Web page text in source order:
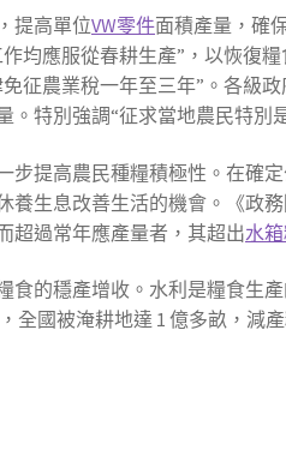
提高單位VW零件面積產量，確
均應服從春耕生產”，以恢復
征農業稅一年至三年”。各級
特別強調“征求當地農民特別
步提高農民種糧積極性。在確
生息改善生活的機會。《政
超過常年應產量者，其超出水
食的穩產增收。水利是糧食生
國被淹耕地達 1 億多畝，減